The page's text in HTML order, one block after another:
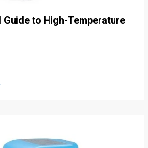
Guide to High-Temperature